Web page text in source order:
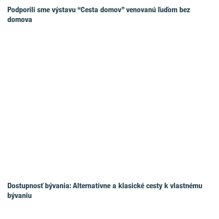
Podporili sme výstavu “Cesta domov” venovanú ľuďom bez
domova
Dostupnosť bývania: Alternatívne a klasické cesty k vlastnému
bývaniu